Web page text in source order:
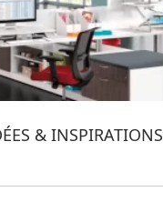
& INSPIRATIONS